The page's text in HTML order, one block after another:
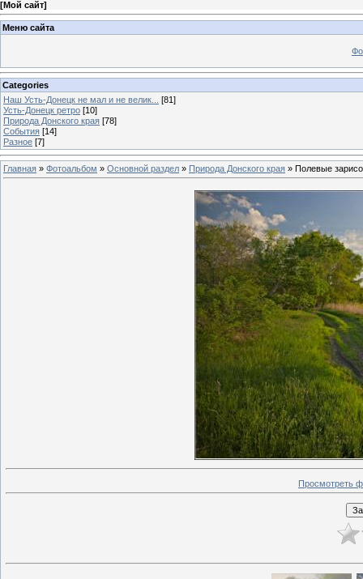
[Мой сайт]
Меню сайта
Categories
Наш Усть-Донецк не мал и не велик...
[81]
Усть-Донецк ретро [10]
Природа Донского края [78]
События [14]
Разное [7]
Главная » Фотоальбом » Основной раздел » Природа Донского края » Полевые
Просмотреть